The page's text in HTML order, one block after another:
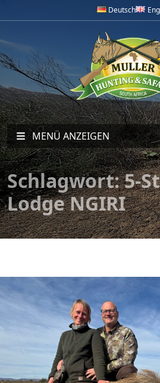
Deutsch
MENÜ ANZEIGEN
Schlagwort:5-
Lodge NGIRI